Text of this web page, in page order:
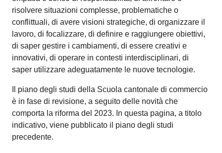
risolvere situazioni complesse, problematiche o
conflittuali, di avere visioni strategiche, di organizzare il
lavoro, di focalizzare, di definire e raggiungere obiettivi,
di saper gestire i cambiamenti, di essere creativi e
innovativi, di operare in contesti interdisciplinari, di
saper utilizzare adeguatamente le nuove tecnologie.
Il piano degli studi della Scuola cantonale di commercio
è in fase di revisione, a seguito delle novità che
comporta la riforma del 2023. In questa pagina, a titolo
indicativo, viene pubblicato il piano degli studi
precedente.